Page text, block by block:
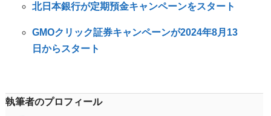
北日本銀行が定期預金キャンペーンをスタート
GMOクリック証券キャンペーンが2024年8月13
日からスタート
執筆者のプロフィール